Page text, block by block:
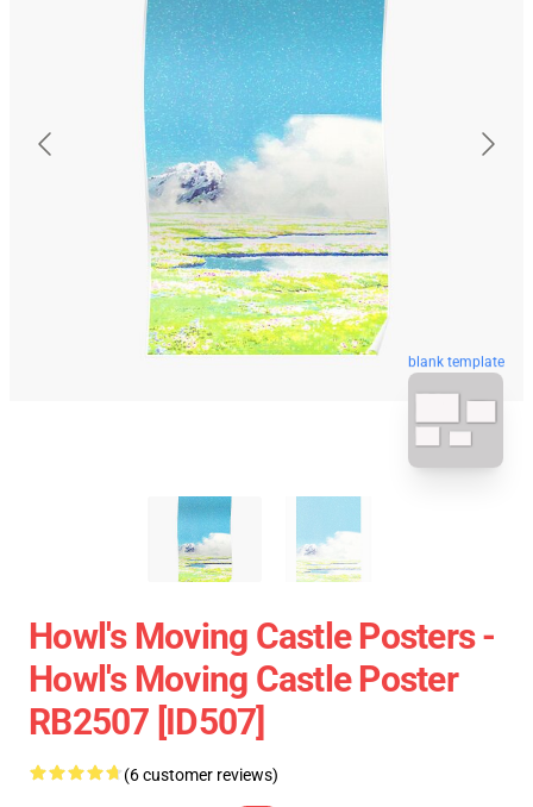
blank template
Howl's Moving Castle Posters -
Howl's Moving Castle Poster
RB2507 [ID507]
(6 customer reviews)